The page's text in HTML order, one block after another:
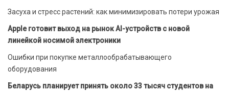
Засуха и стресс растений: как минимизировать потери урожая
Apple готовит выход на рынок AI-устройств с новой
линейкой носимой электроники
Ошибки при покупке металлообрабатывающего
оборудования
Беларусь планирует принять около 33 тысяч студентов на